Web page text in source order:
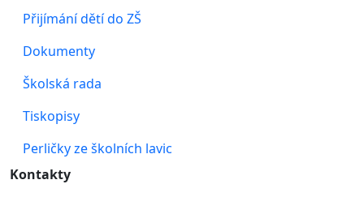
Přijímání dětí do ZŠ
Dokumenty
Školská rada
Tiskopisy
Perličky ze školních lavic
Kontakty